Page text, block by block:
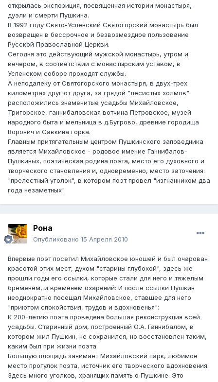
открылась экспозиция, посвященная истории монастыря,
дуэли и смерти Пушкина.
В 1992 году Свято-Успенский Святогорский монастырь был
возвращен в бессрочное и безвозмездное пользование
Русской Православной Церкви.
Сегодня это действующий мужской монастырь, утром и
вечером, в соответствии с монастырским уставом, в
Успенском соборе проходят службы.
А неподалеку от Святогорского монастыря, в двух-трех
километрах друг от друга, за грядой "лесистых холмов"
расположились знаменитые усадьбы Михайловское,
Тригорское, ганнибаловская вотчина Петровское, музей
народного быта и мельница в д.Бугрово, древние городища
Воронич и Савкина горка.
Главным притягательным центром Пушкинского заповедника
является Михайловское - родовое имение Ганнибалов-
Пушкиных, поэтическая родина поэта, место его духовного и
творческого становления и, одновременно, место заточения:
"прелестный уголок", в котором поэт провел "изгнанником два
года незаметных".
Рона
Опубликовано 15 Апреля 2010
Впервые поэт посетил Михайловское юношей и был очарован
красотой этих мест, духом "старины глубокой", здесь же
прошли годы его ссылки, которые стали для него и тяжелым
бременем, и временем озарений: И после ссылки Пушкин
неоднократно посещал Михайловское, ставшее для него
"приютом спокойствия, трудов и вдохновенья":
К 200-летию поэта проведена большая реконструкция всей
усадьбы. Старинный дом, построенный О.А. Ганнибалом, в
котором жил Пушкин, не сохранился, но восстановлен таким,
каким был при жизни поэта.
Большую площадь занимает Михайловский парк, любимое
место прогулок поэта, источник его творческого вдохновения.
Здесь много уголков, хранящих память о Пушкине. Это